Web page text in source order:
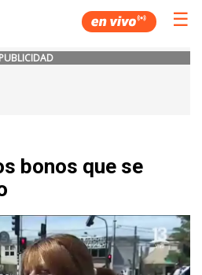
☰
PUBLICIDAD
bonos que se